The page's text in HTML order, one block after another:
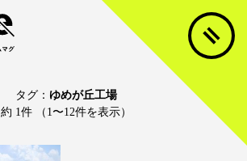
タグ： ゆめが丘工場
約 1件 （1〜12件を表示）